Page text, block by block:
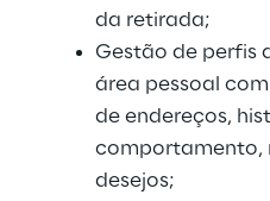
da retirada;
Gestão de perfis
área pessoal
de endereços,
comportamento,
desejos;